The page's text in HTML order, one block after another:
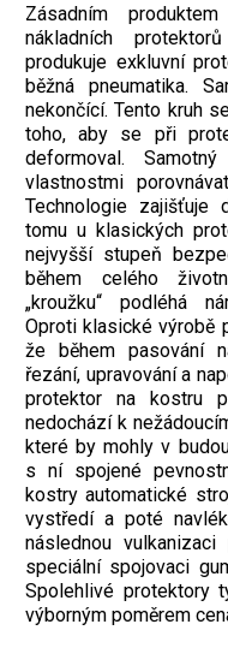
Zásadním
nákladních
produkuje exkluvní
běžná pneumatika.
nekončící. Tento kruh
toho, aby se při
deformoval.
vlastnostmi
Technologie zajišťuje
tomu u klasických
nejvyšší stupeň
během celého
„kroužku“ podléhá
Oproti klasické výrobě
že během pasování
řezání, upravování a
protektor na kostru
nedochází k
které by mohly v
s ní spojené
kostry automatické
vystředí a poté
následnou
speciální spojovaci
Spolehlivé protektory
výborným poměrem